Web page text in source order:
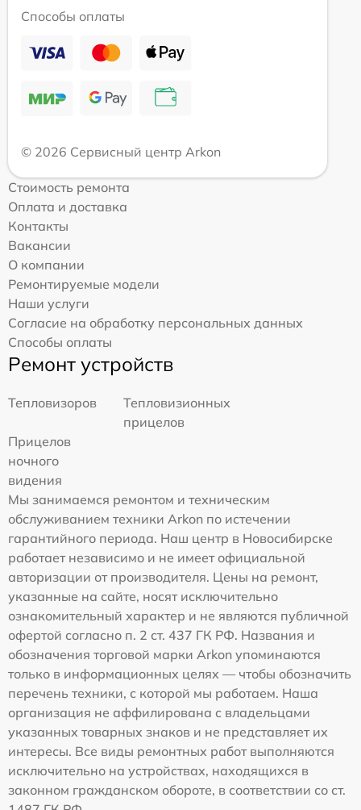
Способы оплаты
© 2026 Сервисный центр Arkon
Стоимость ремонта
Оплата и доставка
Контакты
Вакансии
О компании
Ремонтируемые модели
Наши услуги
Согласие на обработку персональных данных
Способы оплаты
Ремонт устройств
Тепловизоров
Тепловизионных
прицелов
Прицелов
ночного
видения
Мы занимаемся ремонтом и техническим
обслуживанием техники Arkon по истечении
гарантийного периода. Наш центр в Новосибирске
работает независимо и не имеет официальной
авторизации от производителя. Цены на ремонт,
указанные на сайте, носят исключительно
ознакомительный характер и не являются публичной
офертой согласно п. 2 ст. 437 ГК РФ. Названия и
обозначения торговой марки Arkon упоминаются
только в информационных целях — чтобы обозначить
перечень техники, с которой мы работаем. Наша
организация не аффилирована с владельцами
указанных товарных знаков и не представляет их
интересы. Все виды ремонтных работ выполняются
исключительно на устройствах, находящихся в
законном гражданском обороте, в соответствии со ст.